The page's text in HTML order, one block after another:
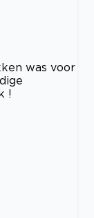
was voor
!